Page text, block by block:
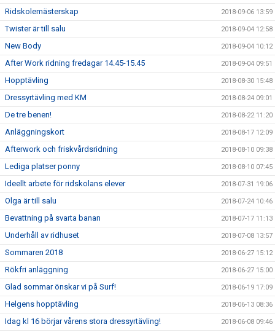
Ridskolemästerskap 2018-09-06 13:59
Twister är till salu 2018-09-04 12:58
New Body 2018-09-04 10:12
After Work ridning fredagar 14.45-15.45 2018-09-04 09:51
Hopptävling 2018-08-30 15:48
Dressyrtävling med KM 2018-08-24 09:01
De tre benen! 2018-08-22 11:20
Anläggningskort 2018-08-17 12:09
Afterwork och friskvårdsridning 2018-08-10 09:38
Lediga platser ponny 2018-08-10 07:45
Ideellt arbete för ridskolans elever 2018-07-31 19:06
Olga är till salu 2018-07-24 10:46
Bevattning på svarta banan 2018-07-17 11:13
Underhåll av ridhuset 2018-07-08 13:57
Sommaren 2018 2018-06-27 15:12
Rökfri anläggning 2018-06-27 15:00
Glad sommar önskar vi på Surf! 2018-06-19 17:09
Helgens hopptävling 2018-06-13 08:36
Idag kl 16 börjar vårens stora dressyrtävling! 2018-06-08 09:46